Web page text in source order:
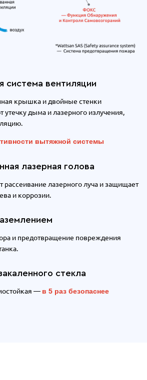
система вентиляции
крышка и двойные стенки
утечку дыма и лазерного излучения,
вытяжной системы
лазерная голова
рассеивание лазерного луча и защищает
и коррозии.
и предотвращение повреждения
стекла
— в 5 раз безопаснее